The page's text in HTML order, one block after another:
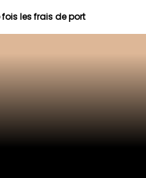
fois les frais de port